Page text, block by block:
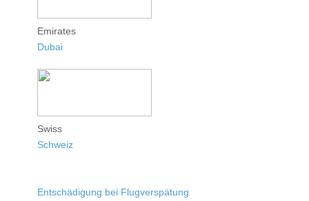
Emirates
Dubai
Swiss
Schweiz
Entschädigung bei Flugverspätung